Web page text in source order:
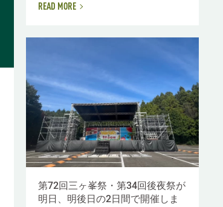
READ MORE
第72回三ヶ峯祭・第34回後夜祭が
明日、明後日の2日間で開催しま